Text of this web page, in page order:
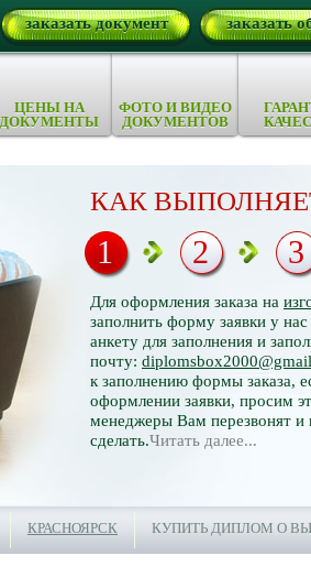
заказать документ заказать
ЦЕНЫ НА
ДОКУМЕНТЫ
ФОТО И ВИДЕО
ДОКУМЕНТОВ
КАК
Для оформления заказа на
заполнить форму заявки у
анкету для заполнения и
почту:
к заполнению формы заказа,
оформлении заявки, просим
менеджеры Вам перезвонят и
сделать.Читать далее...
1 2 3
КРАСНОЯРСК КУПИТЬ ДИПЛОМ О